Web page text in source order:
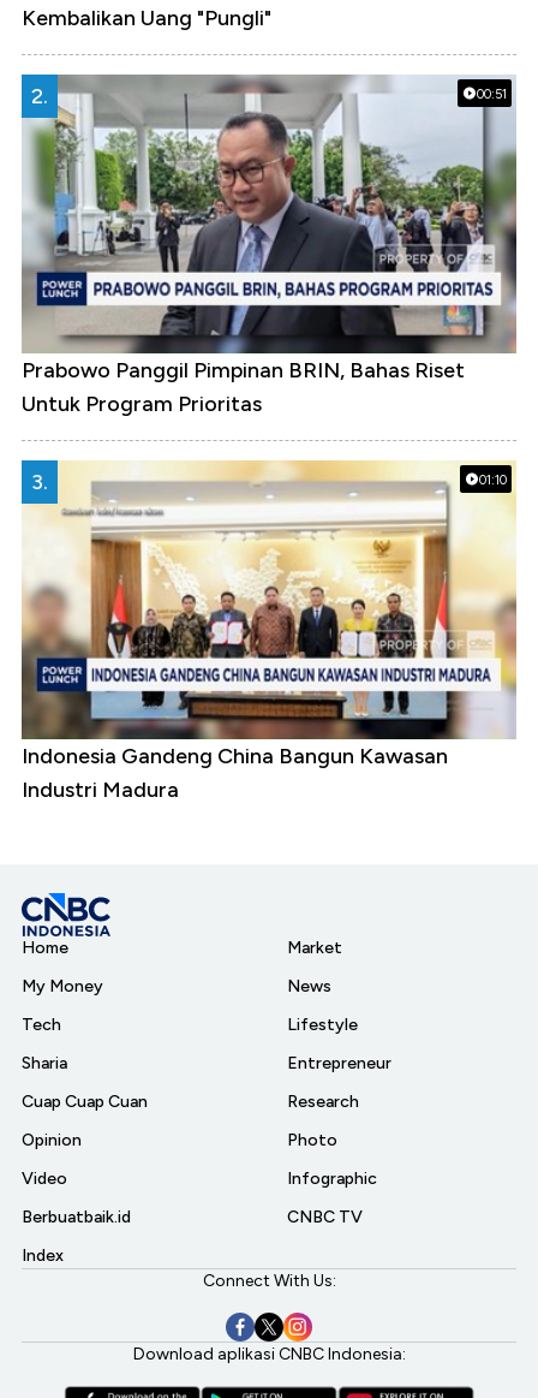
Kembalikan Uang "Pungli"
00:51
2.
Prabowo Panggil Pimpinan BRIN, Bahas Riset
Untuk Program Prioritas
01:10
3.
Indonesia Gandeng China Bangun Kawasan
Industri Madura
Home
My Money
Tech
Sharia
Cuap Cuap Cuan
Opinion
Video
Berbuatbaik.id
Index
Market
News
Lifestyle
Entrepreneur
Research
Photo
Infographic
CNBC TV
Connect With Us:
Download aplikasi CNBC Indonesia: